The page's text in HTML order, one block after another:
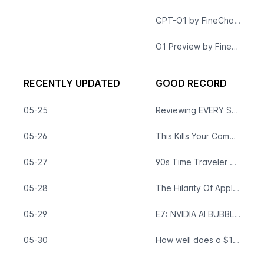
GPT-O1 by FineChat: Fast, Precise AI Model - Free to Use
O1 Preview by FineChat | Free AI for Prototyping & Task Automation
RECENTLY UPDATED
05-25
05-26
05-27
05-28
05-29
05-30
GOOD RECORD
Reviewing EVERY Samsung Galaxy S Ever!
This Kills Your Computer.
90s Time Traveler Discovers Apple Vision Pro
The Hilarity Of Apple Vision Pro.
E7: NVIDIA AI BUBBLE We Can't Stay Quiet Any Longer
How well does a $17 cooler actually work?